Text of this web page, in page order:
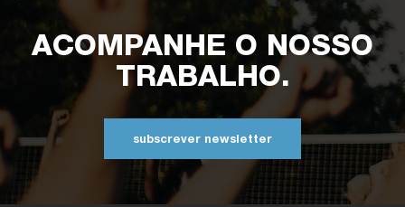
ACOMPANHE O NOSSO
TRABALHO.
subscrever newsletter